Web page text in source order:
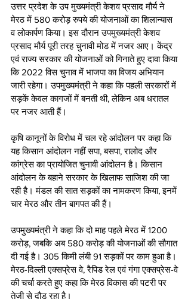
उत्तर प्रदेश के उप मुख्यमंत्री केशव प्रसाद मौर्य ने
मेरठ में 580 करोड़ रुपये की योजनाओं का शिलान्यास
व लोकार्पण किया। इस दौरान उपमुख्यमंत्री केशव
प्रसाद मौर्य पूरी तरह चुनावी मोड में नजर आए। केंद्र
एवं राज्य सरकार की योजनाओं को गिनाते हुए दावा किया
कि 2022 विस चुनाव में भाजपा का विजय अभियान
जारी रहेगा। उपमुख्यमंत्री ने कहा कि पहली सरकारों में
सड़कें केवल कागजों में बनती थी, लेकिन अब धरातल
पर नजर आती हैं।
कृषि कानूनों के विरोध में चल रहे आंदोलन पर कहा कि
यह किसान आंदोलन नहीं सपा, बसपा, रालोद और
कांग्रेस का प्रायोजित चुनावी आंदोलन है। किसान
आंदोलन के बहाने सरकार के खिलाफ साजिश की जा
रही है। मंडल की सात सड़कों का नामकरण किया, इनमें
चार मेरठ और तीन बागपत की हैं।
उपमुख्यमंत्री ने कहा कि दो माह पहले मेरठ में 1200
करोड़, जबकि अब 580 करोड़ की योजनाओं की सौगात
दी गई है। 305 किमी लंबी 91 सड़कों पर काम हुआ है।
मेरठ-दिल्ली एक्सप्रेस वे, रैपिड रेल एवं गंगा एक्सप्रेस-वे
की चर्चा करते हुए कहा कि मेरठ विकास की पटरी पर
तेजी से दौड़ रहा है।